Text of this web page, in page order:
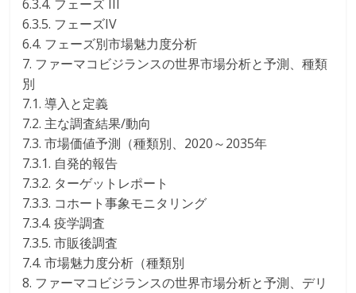
6.3.4. フェーズ III
6.3.5. フェーズIV
6.4. フェーズ別市場魅力度分析
7. ファーマコビジランスの世界市場分析と予測、種類
別
7.1. 導入と定義
7.2. 主な調査結果/動向
7.3. 市場価値予測（種類別、2020～2035年
7.3.1. 自発的報告
7.3.2. ターゲットレポート
7.3.3. コホート事象モニタリング
7.3.4. 疫学調査
7.3.5. 市販後調査
7.4. 市場魅力度分析（種類別
8. ファーマコビジランスの世界市場分析と予測、デリ